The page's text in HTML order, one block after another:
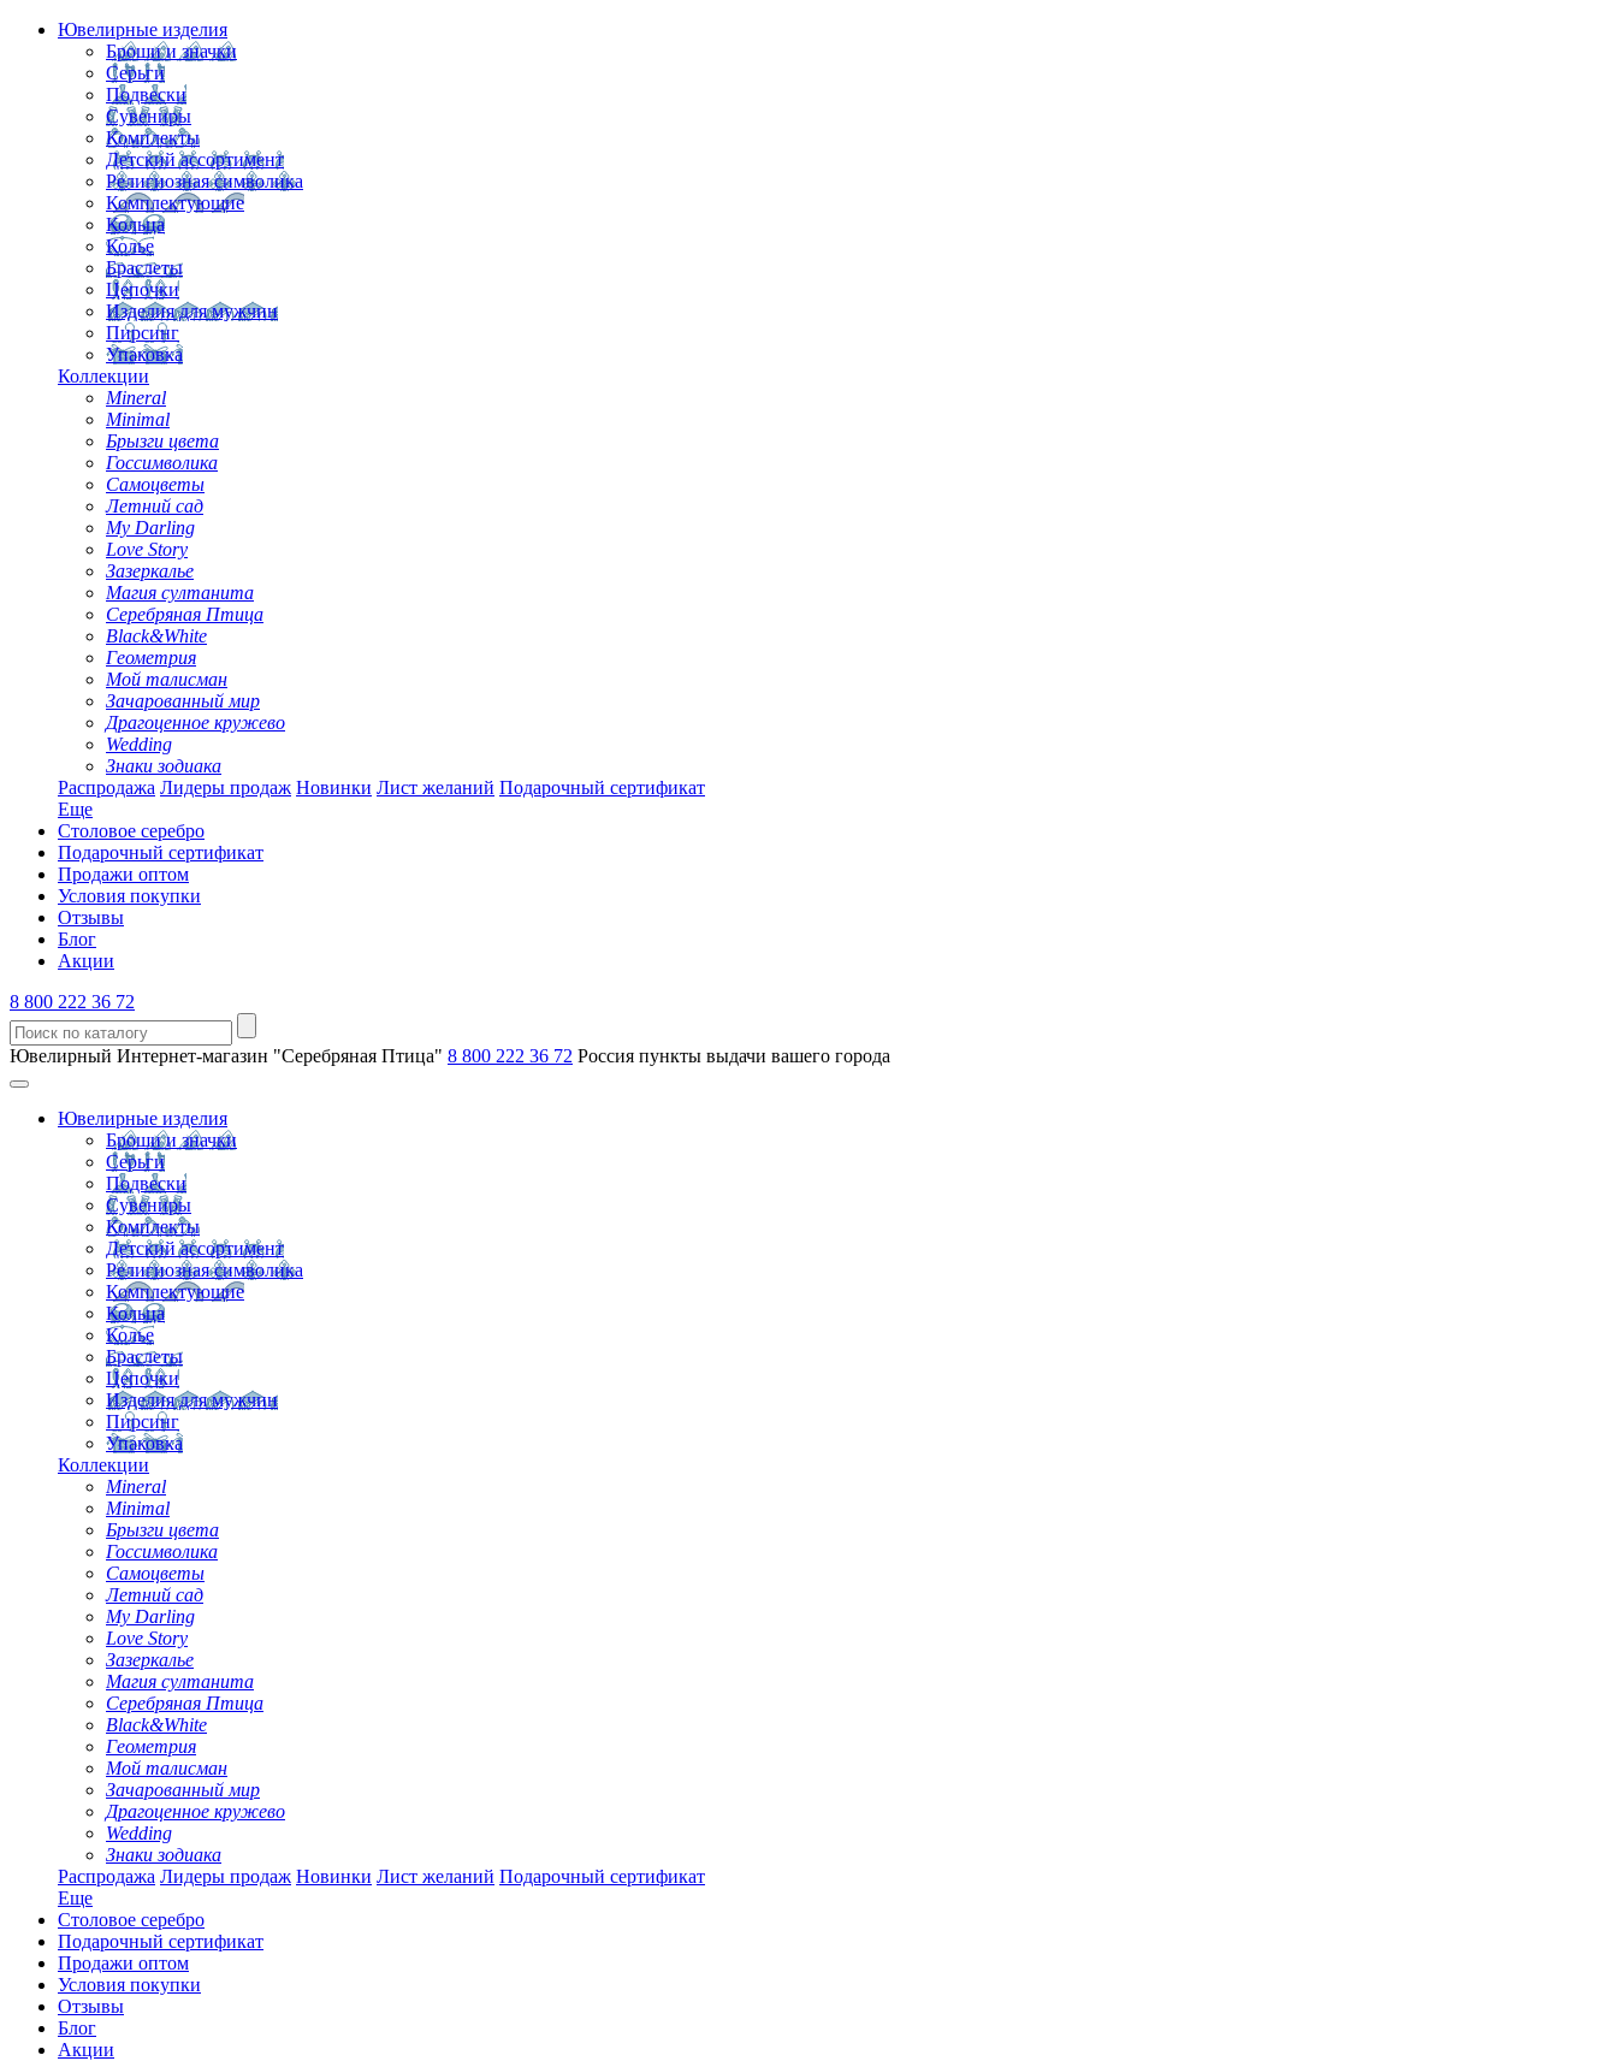
Ювелирные изделия
Броши и значки
Серьги
Подвески
Сувениры
Комплекты
Детский ассортимент
Религиозная символика
Комплектующие
Кольца
Колье
Браслеты
Цепочки
Изделия для мужчин
Пирсинг
Упаковка
Коллекции
Mineral
Minimal
Брызги цвета
Госсимволика
Самоцветы
Летний сад
My Darling
Love Story
Зазеркалье
Магия султанита
Серебряная Птица
Black&White
Геометрия
Мой талисман
Зачарованный мир
Драгоценное кружево
Wedding
Знаки зодиака
Распродажа Лидеры продаж Новинки Лист желаний Подарочный сертификат
Еще
Столовое серебро
Подарочный сертификат
Продажи оптом
Условия покупки
Отзывы
Блог
Акции
8 800 222 36 72
Ювелирный Интернет-магазин "Серебряная Птица" 8 800 222 36 72 Россия пункты выдачи вашего города
Ювелирные изделия
Броши и значки
Серьги
Подвески
Сувениры
Комплекты
Детский ассортимент
Религиозная символика
Комплектующие
Кольца
Колье
Браслеты
Цепочки
Изделия для мужчин
Пирсинг
Упаковка
Коллекции
Mineral
Minimal
Брызги цвета
Госсимволика
Самоцветы
Летний сад
My Darling
Love Story
Зазеркалье
Магия султанита
Серебряная Птица
Black&White
Геометрия
Мой талисман
Зачарованный мир
Драгоценное кружево
Wedding
Знаки зодиака
Распродажа Лидеры продаж Новинки Лист желаний Подарочный сертификат
Еще
Столовое серебро
Подарочный сертификат
Продажи оптом
Условия покупки
Отзывы
Блог
Акции